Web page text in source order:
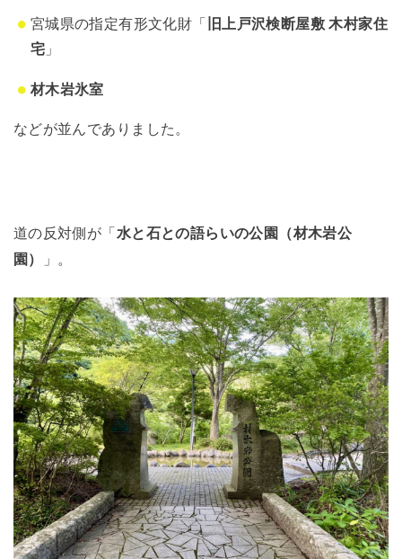
宮城県の指定有形文化財「 旧上戸沢検断屋敷 木村家住
宅 」
材木岩氷室
などが並んでありました。
道の反対側が「水と石との語らいの公園（材木岩公
園）
」。